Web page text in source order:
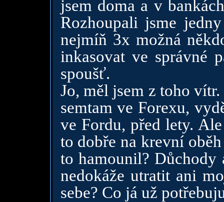
jsem doma a v
Rozhoupali jsme
nejmíň 3x možná
inkasovat ve správné
spoušť.
Jo, měl jsem z toho
semtam ve Forexu,
ve Fordu, před lety.
to dobře na krevní
to hamounil? Důchody
nedokáže utratit ani
sebe? Co já už